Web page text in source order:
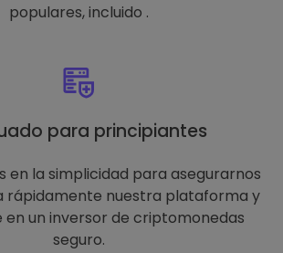
populares, incluido .
para principiantes
en la simplicidad para asegurarnos
rápidamente nuestra plataforma y
en un inversor de criptomonedas
seguro.